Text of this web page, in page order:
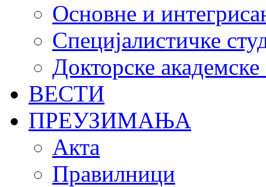
Основне и
Специјалистичке
Докторске академске
ВЕСТИ
ПРЕУЗИМАЊА
Акта
Правилници